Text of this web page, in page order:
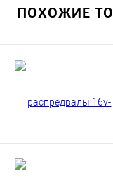
ПОХОЖИЕ